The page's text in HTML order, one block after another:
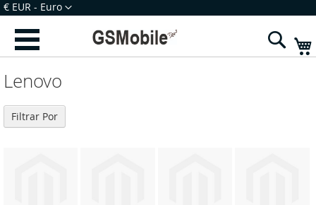
Ir
para
Conteúdo
Moeda
€ EUR - Euro
Lenovo
Filtrar Por